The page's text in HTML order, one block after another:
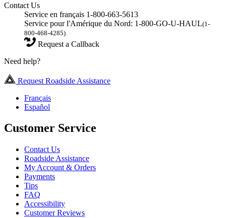
Contact Us
Service en français 1-800-663-5613
Service pour l'Amérique du Nord: 1-800-GO-U-HAUL(1-
800-468-4285)
Request a Callback
Need help?
Request Roadside Assistance
Français
Español
Customer Service
Contact Us
Roadside Assistance
My Account & Orders
Payments
Tips
FAQ
Accessibility
Customer Reviews